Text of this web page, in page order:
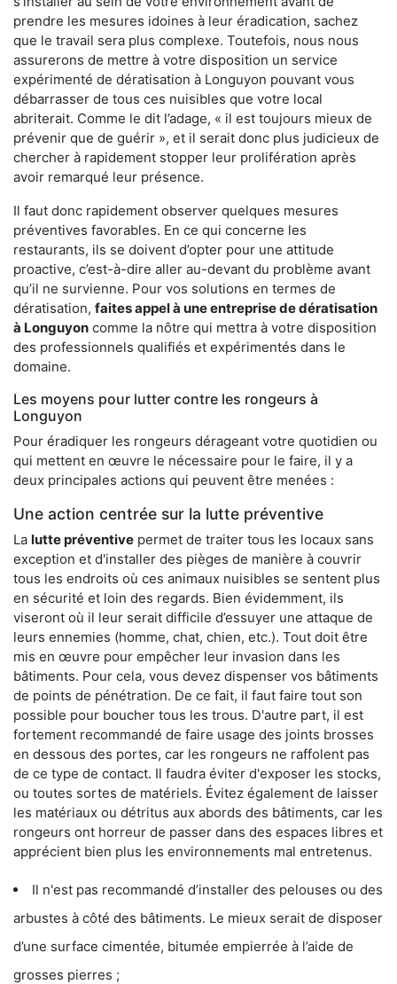
prendre les mesures idoines à leur éradication, sachez
que le travail sera plus complexe. Toutefois, nous nous
assurerons de mettre à votre disposition un service
expérimenté de dératisation à Longuyon pouvant vous
débarrasser de tous ces nuisibles que votre local
abriterait. Comme le dit l’adage, « il est toujours mieux de
prévenir que de guérir », et il serait donc plus judicieux de
chercher à rapidement stopper leur prolifération après
avoir remarqué leur présence.
Il faut donc rapidement observer quelques mesures
préventives favorables. En ce qui concerne les
restaurants, ils se doivent d’opter pour une attitude
proactive, c’est-à-dire aller au-devant du problème avant
qu’il ne survienne. Pour vos solutions en termes de
dératisation, faites appel à une entreprise de dératisation
à Longuyon comme la nôtre qui mettra à votre disposition
des professionnels qualifiés et expérimentés dans le
domaine.
Les moyens pour lutter contre les rongeurs à
Longuyon
Pour éradiquer les rongeurs dérageant votre quotidien ou
qui mettent en œuvre le nécessaire pour le faire, il y a
deux principales actions qui peuvent être menées :
Une action centrée sur la lutte préventive
La lutte préventive permet de traiter tous les locaux sans
exception et d'installer des pièges de manière à couvrir
tous les endroits où ces animaux nuisibles se sentent plus
en sécurité et loin des regards. Bien évidemment, ils
viseront où il leur serait difficile d’essuyer une attaque de
leurs ennemies (homme, chat, chien, etc.). Tout doit être
mis en œuvre pour empêcher leur invasion dans les
bâtiments. Pour cela, vous devez dispenser vos bâtiments
de points de pénétration. De ce fait, il faut faire tout son
possible pour boucher tous les trous. D'autre part, il est
fortement recommandé de faire usage des joints brosses
en dessous des portes, car les rongeurs ne raffolent pas
de ce type de contact. Il faudra éviter d'exposer les stocks,
ou toutes sortes de matériels. Évitez également de laisser
les matériaux ou détritus aux abords des bâtiments, car les
rongeurs ont horreur de passer dans des espaces libres et
apprécient bien plus les environnements mal entretenus.
Il n'est pas recommandé d’installer des pelouses ou des
arbustes à côté des bâtiments. Le mieux serait de disposer
d’une surface cimentée, bitumée empierrée à l’aide de
grosses pierres ;